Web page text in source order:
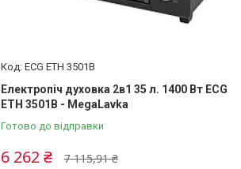
ECG ETH 3501B
Електропіч духовка 2в1 35 л. 1400 Вт ECG
ETH 3501B - MegaLavka
Готово до відправки
7 115,91 ₴
6 262 ₴